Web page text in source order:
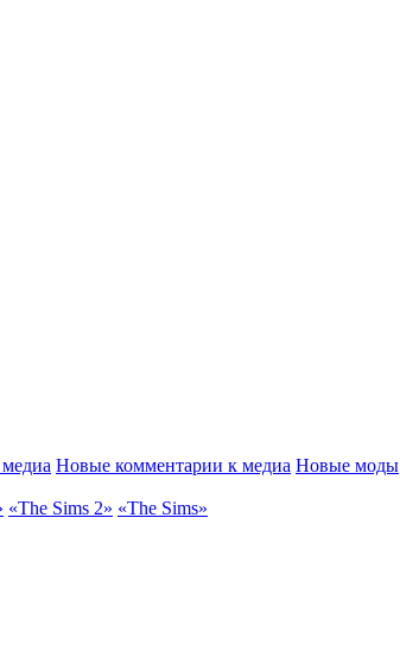
Новые комментарии к медиа Новые моды
«The Sims 2» «The Sims»